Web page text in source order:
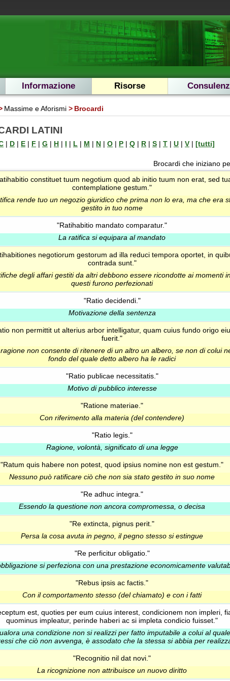
Informazione Risorse
Massime e Aforismi Brocardi
LATINI
| D | E | F | G | H | I | L | M | N | O | P | Q | R | S | T | U | V | [tutti]
Brocardi che iniziano
constituet tuum negotium quod ab initio tuum non erat, sed
contemplatione gestum."
rende tuo un negozio giuridico che prima non lo era, ma che era
gestito in tuo nome
"Ratihabitio mandato comparatur."
La ratifica si equipara al mandato
negotiorum gestorum ad illa reduci tempora oportet, in
contrada sunt."
degli affari gestiti da altri debbono essere ricondotte ai momenti
questi furono perfezionati
"Ratio decidendi."
Motivazione della sentenza
non permittit ut alterius arbor intelligatur, quam cuius fundo origo
fuerit."
non consente di ritenere di un altro un albero, se non di colui
fondo del quale detto albero ha le radici
"Ratio publicae necessitatis."
Motivo di pubblico interesse
"Ratione materiae."
Con riferimento alla materia (del contendere)
"Ratio legis."
Ragione, volontà, significato di una legge
"Ratum quis habere non potest, quod ipsius nomine non est gestum."
Nessuno può ratificare ciò che non sia stato gestito in suo nome
"Re adhuc integra."
Essendo la questione non ancora compromessa, o decisa
"Re extincta, pignus perit."
Persa la cosa avuta in pegno, il pegno stesso si estingue
"Re perficitur obligatio."
si perfeziona con una prestazione economicamente
"Rebus ipsis ac factis."
Con il comportamento stesso (del chiamato) e con i fatti
est, quoties per eum cuius interest, condicionem non impleri,
quominus impleatur, perinde haberi ac si impleta condicio fuisset."
una condizione non si realizzi per fatto imputabile a colui al quale
che ciò non avvenga, è assodato che la stessa si abbia per
"Recognitio nil dat novi."
La ricognizione non attribuisce un nuovo diritto